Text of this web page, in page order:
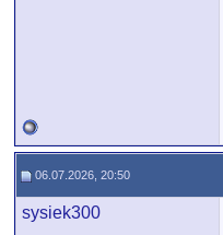
06.07.2026, 20:50
sysiek300